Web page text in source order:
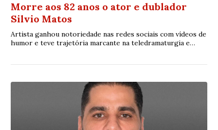
Morre aos 82 anos o ator e dublador
Silvio Matos
Artista ganhou notoriedade nas redes sociais com vídeos de
humor e teve trajetória marcante na teledramaturgia e